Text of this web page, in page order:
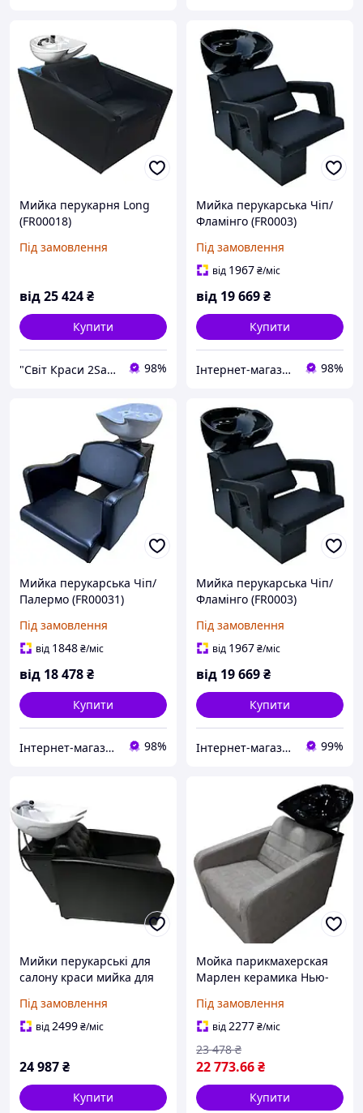
Мийка перукарня Long
(FR00018)
Під замовлення
від25 424₴
Купити
"Світ Краси 2Salon" Інтернет-магазин 98%
Мийка перукарська Чіп/
Фламінго (FR0003)
Під замовлення
від 1967₴/міс
від 19 669₴
Купити
Інтернет-магазин "Злий Стиліст" 98%
Мийка перукарська Чіп/
Палермо (FR00031)
Під замовлення
від 1848₴/міс
від 18 478₴
Купити
Інтернет-магазин "Злий Стиліст" 98%
Мийка перукарська Чіп/
Фламінго (FR0003)
Під замовлення
від 1967₴/міс
від 19 669₴
Купити
Інтернет-магазин "Flattop" 99%
Мийки перукарські для
салону краси мийка для
Під замовлення
від2499₴/міс
24 987₴
Купити
Мойка парикмахерская
Марлен керамика Нью-
кожзаменитель Серый
(Frizel TM)
Під замовлення
від2277₴/міс
22 773.66₴
23 478 ₴
Купити